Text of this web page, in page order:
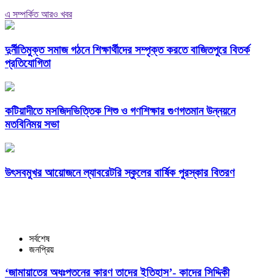
এ সম্পর্কিত আরও খবর
দুর্নীতিমুক্ত সমাজ গঠনে শিক্ষার্থীদের সম্পৃক্ত করতে বাজিতপুরে বিতর্ক
প্রতিযোগিতা
কটিয়াদীতে মসজিদভিত্তিক শিশু ও গণশিক্ষার গুণগতমান উন্নয়নে
মতবিনিময় সভা
উৎসবমুখর আয়োজনে ল্যাবরেটরি স্কুলের বার্ষিক পুরস্কার বিতরণ
সর্বশেষ
জনপ্রিয়
‘জামায়াতের অধঃপতনের কারণ তাদের ইতিহাস’- কাদের সিদ্দিকী